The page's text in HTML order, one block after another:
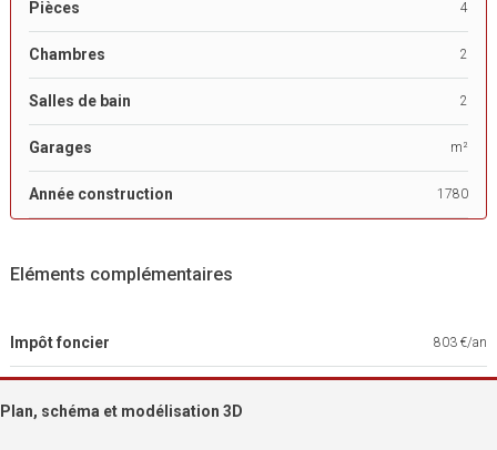
Pièces 4
Chambres 2
Salles de bain 2
Garages m²
Année construction 1780
Eléments complémentaires
Impôt foncier 803 €/an
Plan, schéma et modélisation 3D